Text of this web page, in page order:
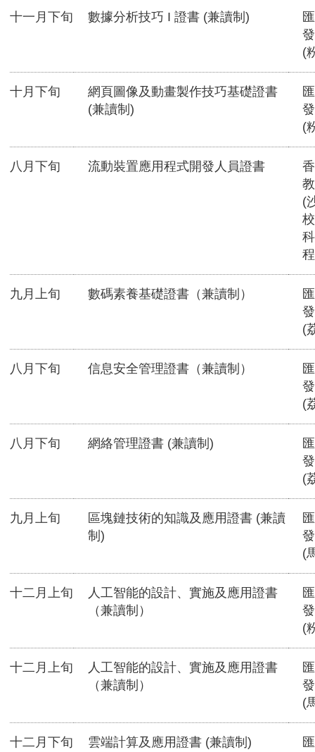
十一月下旬 數據分析技巧 I 證書 (兼讀制)
(
十月下旬
網頁圖像及動畫製作技巧基礎證書
(兼讀制)
(
八月下旬 流動裝置應用程式開發人員證書
(
九月上旬 數碼素養基礎證書（兼讀制）
(
八月下旬 信息安全管理證書（兼讀制）
(
八月下旬 網絡管理證書 (兼讀制)
(
九月上旬
區塊鏈技術的知識及應用證書 (兼讀
制)
(
十二月上旬
人工智能的設計、實施及應用證書
（兼讀制）
(
十二月上旬
人工智能的設計、實施及應用證書
（兼讀制）
(
十二月下旬 雲端計算及應用證書 (兼讀制)